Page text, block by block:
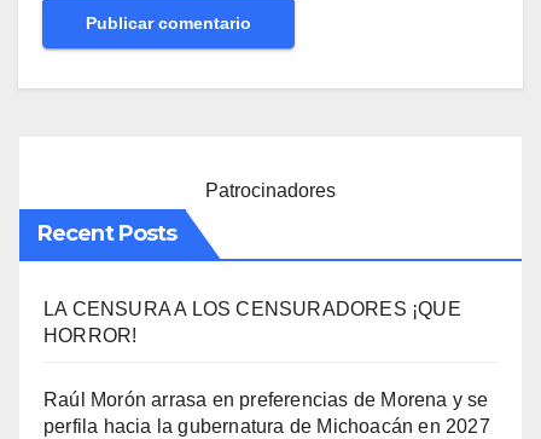
Patrocinadores
Recent Posts
LA CENSURA A LOS CENSURADORES ¡QUE
HORROR!
Raúl Morón arrasa en preferencias de Morena y se
perfila hacia la gubernatura de Michoacán en 2027